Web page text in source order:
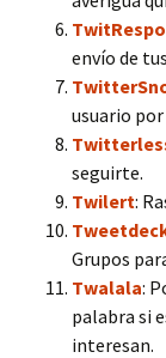
envío de
usuario
seguirte.
Twilert:
Grupos
Twalala:
palabra si
interesan.